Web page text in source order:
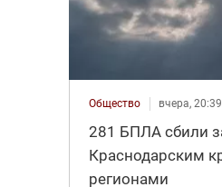
Общество вчера, 20:39
281 БПЛА сбили
Краснодарским
регионами